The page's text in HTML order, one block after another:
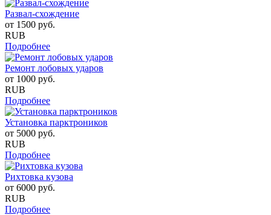
Развал-схождение
от 1500 руб.
RUB
Подробнее
Ремонт лобовых ударов
от 1000 руб.
RUB
Подробнее
Установка парктроников
от 5000 руб.
RUB
Подробнее
Рихтовка кузова
от 6000 руб.
RUB
Подробнее